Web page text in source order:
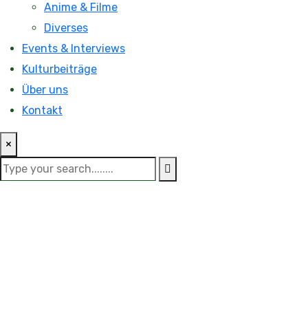
Anime & Filme
Diverses
Events & Interviews
Kulturbeiträge
Über uns
Kontakt
×